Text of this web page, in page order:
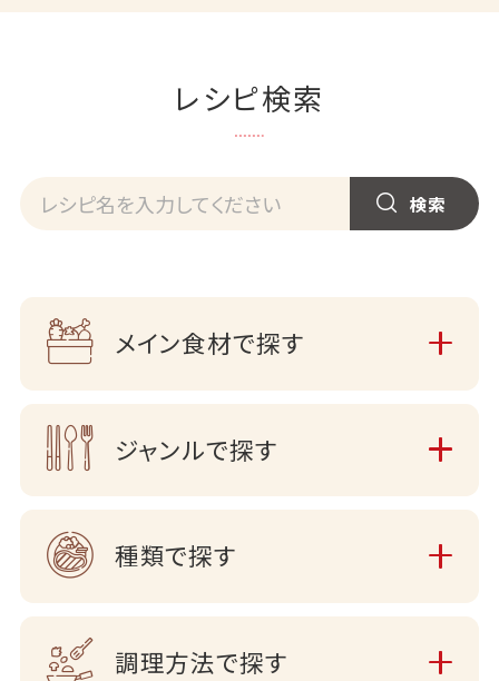
レシピ検索
メイン食材で探す
ジャンルで探す
種類で探す
調理方法で探す